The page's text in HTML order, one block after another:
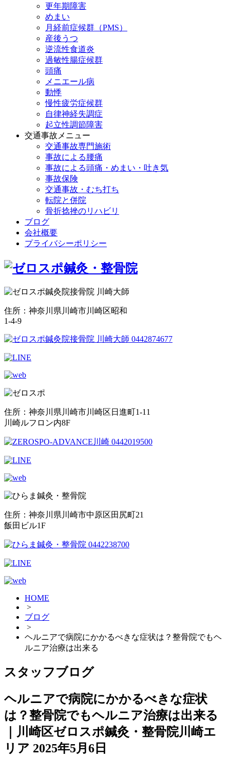
更年期障害
めまい
月経前症候群（PMS）
産後うつ
逆流性食道炎
過敏性腸症候群
頭痛
メニエール病
動悸
慢性疲労症候群
自律神経失調症
起立性調節障害
交通事故メニュー
交通事故専門施術
事故による腰痛
事故による頭痛・めまい・吐き気
事故保険
交通事故・むち打ち
転院と併院
骨折捻挫のリハビリ
ブログ
会社概要
プライバシーポリシー
住所：神奈川県川崎市川崎区昭和
1-4-9
住所：神奈川県川崎市川崎区日進町1-11
川崎ルフロン内8F
住所：神奈川県川崎市中原区田尻町21
飯田ビル1F
HOME
>
ブログ
>
ヘルニアで病院にかかるべきな症状は？整骨院でもヘ
ルニア治療は出来る
スタッフブログ
ヘルニアで病院にかかるべきな症状
は？整骨院でもヘルニア治療は出来る
｜川崎区ゼロスポ鍼灸・整骨院川崎エ
リア 2025年5月6日